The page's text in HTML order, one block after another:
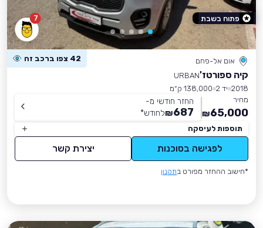
7
אום אל-פחם 42 צפו ברכב זה
קיה ספורטז'URBAN
2018 יד 2
138,000 ק״מ
מחיר
65,000
₪
החזר חודשי מ-
687
₪לחודש*
תוספות לעיסקה
לפגישה בסוכנות יצירת קשר
*חישוב ההחזר מפורט בתקנון
פתוח בשבת